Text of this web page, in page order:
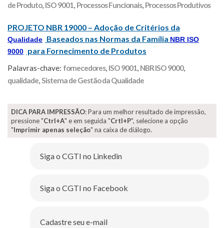
de Produto, ISO 9001, Processos Funcionais, Processos Produtivos
PROJETO NBR 19000 – Adoção de Critérios da
Qualidade Baseados nas Normas da Família NBR ISO
9000 para Fornecimento de Produtos
Palavras-chave: fornecedores, ISO 9001, NBR ISO 9000,
qualidade,Sistema de Gestão da Qualidade
DICA PARA IMPRESSÃO: Para um melhor resultado de impressão,
pressione "Ctrl+A" e em seguida "Crtl+P", selecione a opção
"Imprimir apenas seleção" na caixa de diálogo.
Siga o CGTI no Linkedin
Siga o CGTI no Facebook
Cadastre seu e-mail